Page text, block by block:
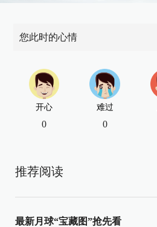
您此时的心情
开心
0
难过
0
推荐阅读
最新月球“宝藏图”抢先看